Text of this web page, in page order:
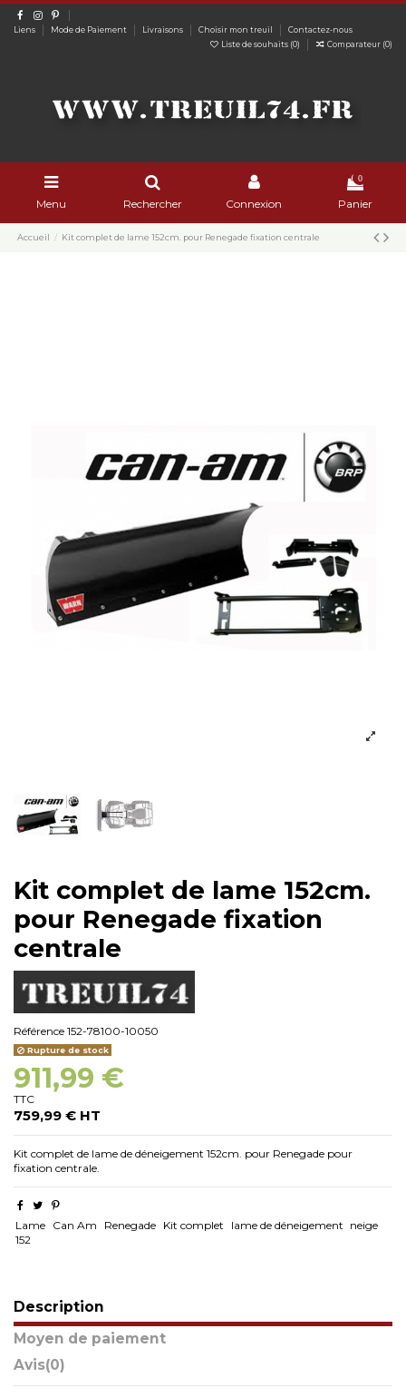
Liens Mode de Paiement Livraisons Choisir mon treuil
Contactez-nous
Liste de souhaits (0) Comparateur (0)
Menu Rechercher Connexion
0
Panier
Accueil Kit complet de lame 152cm. pour Renegade fixation centrale
Kit complet de lame 152cm.
pour Renegade fixation
centrale
Référence 152-78100-10050
Rupture de stock
911,99 €
TTC
759,99 € HT
Kit complet de lame de déneigement 152cm. pour Renegade pour
fixation centrale.
Lame Can Am Renegade Kit complet lame de déneigement neige
152
Description
Moyen de paiement
Avis(0)